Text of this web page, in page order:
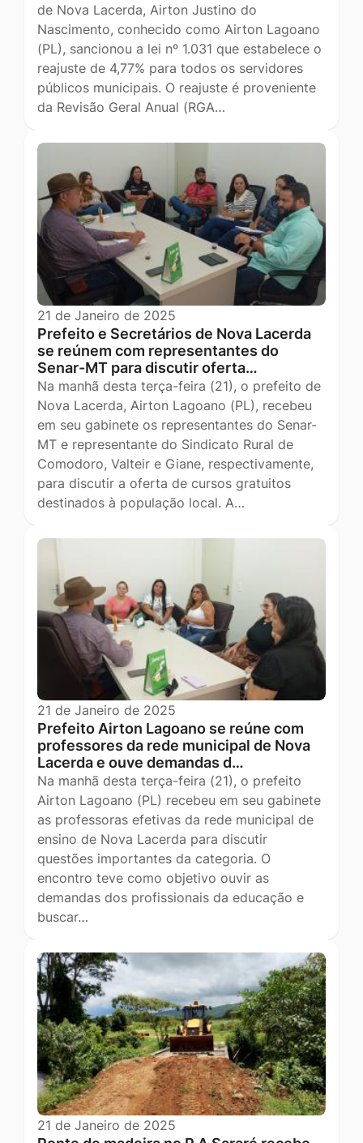
de Nova Lacerda, Airton Justino do
Nascimento, conhecido como Airton Lagoano
(PL), sancionou a lei nº 1.031 que estabelece o
reajuste de 4,77% para todos os servidores
públicos municipais. O reajuste é proveniente
da Revisão Geral Anual (RGA…
21 de Janeiro de 2025
Prefeito e Secretários de Nova Lacerda
se reúnem com representantes do
Senar-MT para discutir oferta…
Na manhã desta terça-feira (21), o prefeito de
Nova Lacerda, Airton Lagoano (PL), recebeu
em seu gabinete os representantes do Senar-
MT e representante do Sindicato Rural de
Comodoro, Valteir e Giane, respectivamente,
para discutir a oferta de cursos gratuitos
destinados à população local. A…
21 de Janeiro de 2025
Prefeito Airton Lagoano se reúne com
professores da rede municipal de Nova
Lacerda e ouve demandas d…
Na manhã desta terça-feira (21), o prefeito
Airton Lagoano (PL) recebeu em seu gabinete
as professoras efetivas da rede municipal de
ensino de Nova Lacerda para discutir
questões importantes da categoria. O
encontro teve como objetivo ouvir as
demandas dos profissionais da educação e
buscar…
21 de Janeiro de 2025